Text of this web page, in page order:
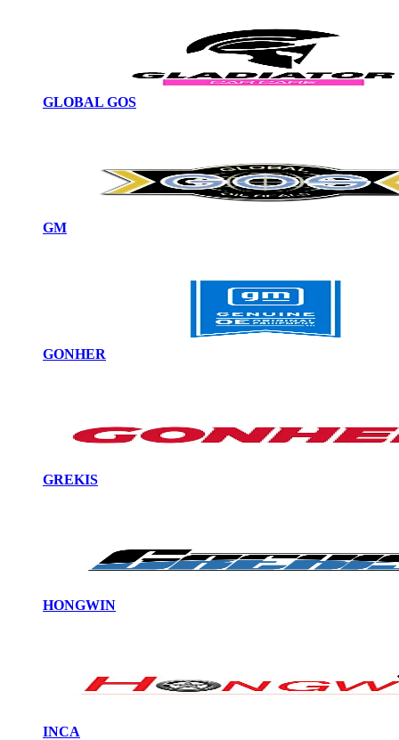
GLOBAL GOS
GM
GONHER
GREKIS
HONGWIN
INCA